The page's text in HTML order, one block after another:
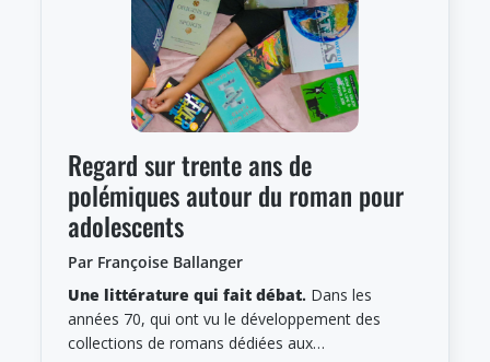
Regard sur trente ans de
polémiques autour du roman pour
adolescents
Par Françoise Ballanger
Une littérature qui fait débat. Dans les
années 70, qui ont vu le développement des
collections de romans dédiées aux…